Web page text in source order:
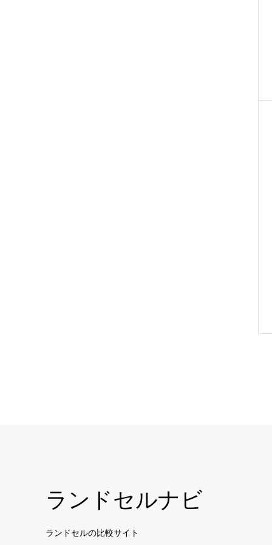
ランドセルナビ
ランドセルの比較サイト